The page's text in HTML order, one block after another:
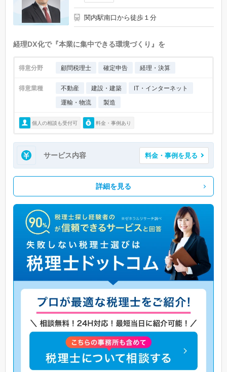
関内駅南口から徒歩１分
経理DX化で『本業に集中できる環境づくり』を
得意分野 顧問税理士 確定申告 経理・決算
得意業種 不動産 建設・建築
IT・インターネット
運輸・物流
製造
個人の相談も受付可 料金・事例あり
サービス内容 料金・事例を見る
詳細を見る